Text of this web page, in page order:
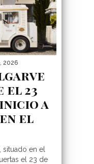
2026
el 23
a
el
situado en el
el 23 de